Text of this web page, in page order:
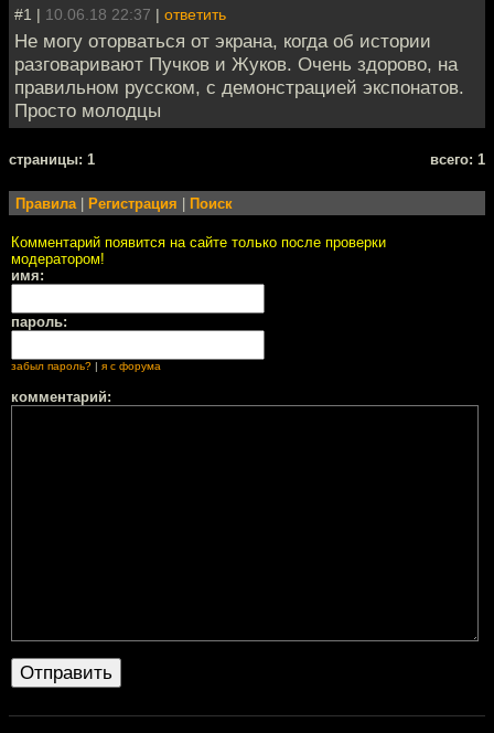
#1 | 10.06.18 22:37 | ответить
Не могу оторваться от экрана, когда об истории
разговаривают Пучков и Жуков. Очень здорово, на
правильном русском, с демонстрацией экспонатов.
Просто молодцы
cтраницы: 1 всего: 1
Правила| Регистрация Поиск
Комментарий появится на сайте только после проверки
модератором!
имя:
пароль:
забыл пароль? я с форума
комментарий: